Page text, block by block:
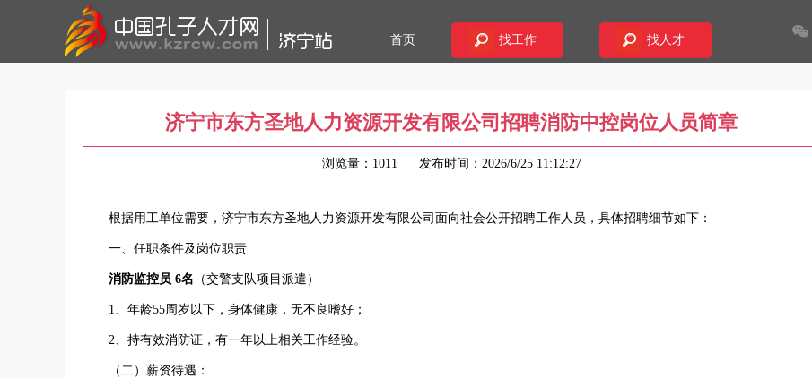
首页 找工作 找人才
济宁市东方圣地人力资源开发有限公司招聘消防中控岗位人员简章
浏览量：1011 发布时间：2026/6/25 11:12:27
根据用工单位需要，济宁市东方圣地人力资源开发有限公司面向社会公开招聘工作人员，具体招聘细节如下：
一、任职条件及岗位职责
消防监控员 6名 （交警支队项目派遣）
1、年龄55周岁以下，身体健康，无不良嗜好；
2、持有效消防证，有一年以上相关工作经验。
（二）薪资待遇：